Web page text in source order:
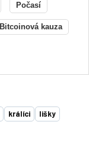
Počasí
Bitcoinová kauza
králíci lišky